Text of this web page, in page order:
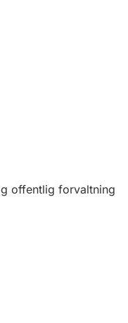
offentlig forvaltning